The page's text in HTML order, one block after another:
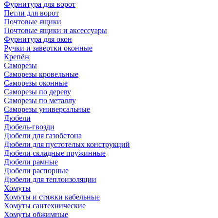
Фурнитура для ворот
Петли для ворот
Почтовые ящики
Почтовые ящики и аксессуары
Фурнитура для окон
Ручки и завертки оконные
Крепёж
Саморезы
Саморезы кровельные
Саморезы оконные
Саморезы по дереву
Саморезы по металлу
Саморезы универсальные
Дюбели
Дюбель-гвозди
Дюбели для газобетона
Дюбели для пустотелых конструкций
Дюбели складные пружинные
Дюбели рамные
Дюбели распорные
Дюбели для теплоизоляции
Хомуты
Хомуты и стяжки кабельные
Хомуты сантехнические
Хомуты обжимные